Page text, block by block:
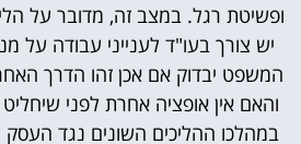
ופשיטת רגל. במצב זה, מדובר על
יש צורך בעו"ד לענייני עבודה על
המשפט יבדוק אם אכן זהו הדרך
והאם אין אופציה אחרת לפני
במהלכו ההליכים השונים נגד העסק